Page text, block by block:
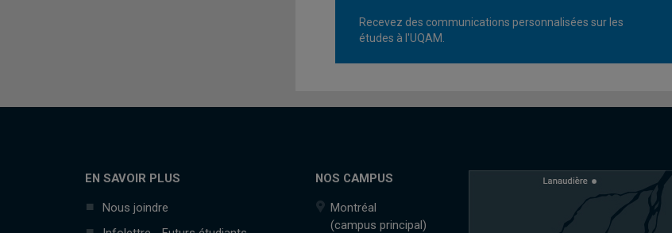
Recevez des communications personnalisées sur les
études à l'UQAM.
EN SAVOIR PLUS
Nous joindre
NOS CAMPUS
Montréal
(campus principal)